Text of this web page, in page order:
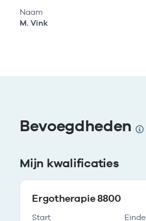
Naam
M. Vink
Bevoegdheden
Mijn kwalificaties
Ergotherapie 8800
Start Einde